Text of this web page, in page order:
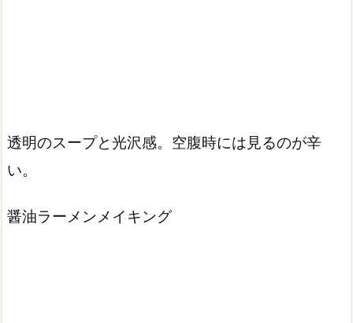
透明のスープと光沢感。空腹時には見るのが辛
い。
醤油ラーメンメイキング